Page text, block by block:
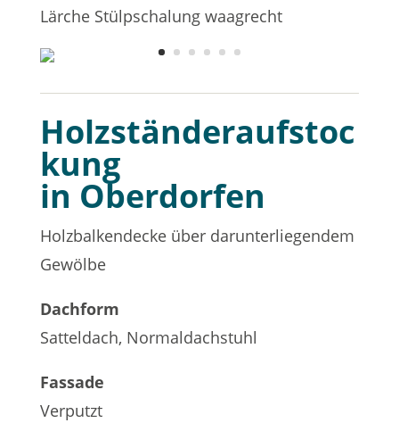
Lärche Stülpschalung waagrecht
Holzständeraufstoc
kung
in Oberdorfen
Holzbalkendecke über darunterliegendem
Gewölbe
Dachform
Satteldach, Normaldachstuhl
Fassade
Verputzt